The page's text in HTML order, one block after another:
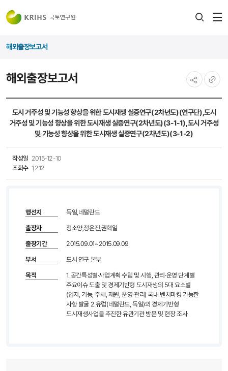
해외출장보고서
해외출장보고서
복사
도시 거주성 및 기능성 향상을 위한 도시재생 실증연구(2차년도)(연구단),도시
거주성 및 기능성 향상을 위한 도시재생 실증연구(2차년도)(3-1-1),도시 거주성
및 기능성 향상을 위한 도시재생 실증연구(2차년도)(3-1-2)
작성일 2015-12-10
조회수 1,212
행선지 독일,네덜란드
출장자 정소양,정은진,권혁일
출장기간 2015.09.01~2015.09.09
부서 도시 연구 본부
목적
1. 공간특성별·사업계획 수립 및 시행, 관리·운영 단계별
주요이슈 도출 및 경제기반형 도시재생의 5대 요소별
(입지, 기능, 주체, 재원, 운영·관리) 국내 벤치마킹 가능한
사항 발굴 2.유럽(네덜란드, 독일)의 경제기반형
도시재생사업을 추진한 유관기관 방문 및 현장 조사